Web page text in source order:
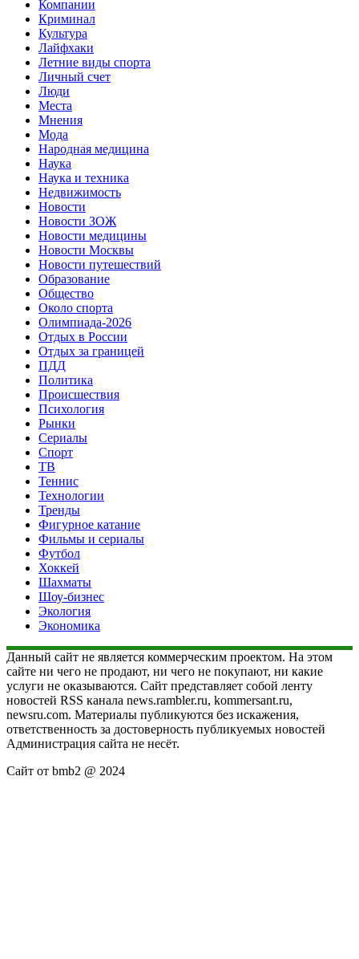
Компании
Криминал
Культура
Лайфхаки
Летние виды спорта
Личный счет
Люди
Места
Мнения
Мода
Народная медицина
Наука
Наука и техника
Недвижимость
Новости
Новости ЗОЖ
Новости медицины
Новости Москвы
Новости путешествий
Образование
Общество
Около спорта
Олимпиада-2026
Отдых в России
Отдых за границей
ПДД
Политика
Происшествия
Психология
Рынки
Сериалы
Спорт
ТВ
Теннис
Технологии
Тренды
Фигурное катание
Фильмы и сериалы
Футбол
Хоккей
Шахматы
Шоу-бизнес
Экология
Экономика
Данный сайт не является коммерческим проектом. На этом
сайте ни чего не продают, ни чего не покупают, ни какие
услуги не оказываются. Сайт представляет собой ленту
новостей RSS канала news.rambler.ru, kommersant.ru,
newsru.com. Материалы публикуются без искажения,
ответственность за достоверность публикуемых новостей
Администрация сайта не несёт.
Сайт от bmb2 @ 2024